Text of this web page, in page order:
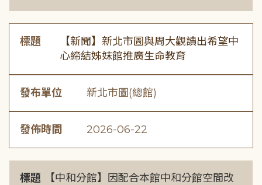
標題
【新聞】新北市圖與周大觀讀出希望中
心締結姊妹館推廣生命教育
發布單位 新北市圖(總館)
發佈時間 2026-06-22
標題
【中和分館】因配合本館中和分館空間改